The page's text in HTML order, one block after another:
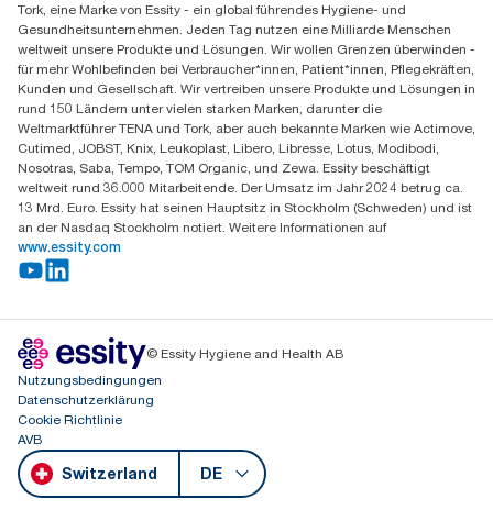
Essity Switzerland AG
Parkstraße 1b
6214 Schenkon
Mo-Do 8:00-16:30 | Fr 8:00-15:00
GLN: 7609999000928
Tork, eine Marke von Essity - ein global führendes Hygiene- und
Gesundheitsunternehmen. Jeden Tag nutzen eine Milliarde Menschen
weltweit unsere Produkte und Lösungen. Wir wollen Grenzen überwinden -
für mehr Wohlbefinden bei Verbraucher*innen, Patient*innen, Pflegekräften,
Kunden und Gesellschaft. Wir vertreiben unsere Produkte und Lösungen in
rund 150 Ländern unter vielen starken Marken, darunter die
Weltmarktführer TENA und Tork, aber auch bekannte Marken wie Actimove,
Cutimed, JOBST, Knix, Leukoplast, Libero, Libresse, Lotus, Modibodi,
Nosotras, Saba, Tempo, TOM Organic, und Zewa. Essity beschäftigt
weltweit rund 36.000 Mitarbeitende. Der Umsatz im Jahr 2024 betrug ca.
13 Mrd. Euro. Essity hat seinen Hauptsitz in Stockholm (Schweden) und ist
an der Nasdaq Stockholm notiert. Weitere Informationen auf
www.essity.com
© Essity Hygiene and Health AB
Nutzungsbedingungen
Datenschutzerklärung
Cookie Richtlinie
AVB
Switzerland DE